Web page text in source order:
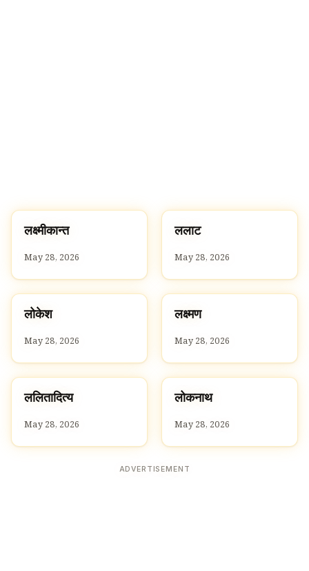
Lल
लक्ष्मीकान्त
May 28, 2026
Lल
ललाट
May 28, 2026
Lल
लोकेश
May 28, 2026
Lल
लक्ष्मण
May 28, 2026
Lल
ललितादित्य
May 28, 2026
Lल
लोकनाथ
May 28, 2026
ADVERTISEMENT